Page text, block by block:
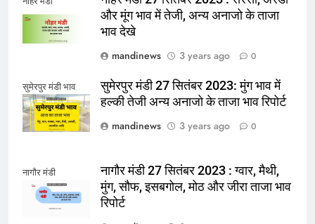
और मूंग भाव में तेजी, अन्य अनाजो के ताजा
भाव देखे
mandinews
3 years ago 0
सुमेरपुर मंडी भाव
सुमेरपुर मंडी 27 सितंबर 2023: मुंग भाव में
हल्की तेजी अन्य अनाजो के ताजा भाव रिपोर्ट
mandinews
3 years ago 0
नागौर मंडी
नागौर मंडी 27 सितंबर 2023 : ग्वार, मैथी,
मुंग, सौफ, इसबगोल, मोठ और जीरा ताजा भाव
रिपोर्ट